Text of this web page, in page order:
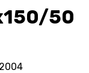
50